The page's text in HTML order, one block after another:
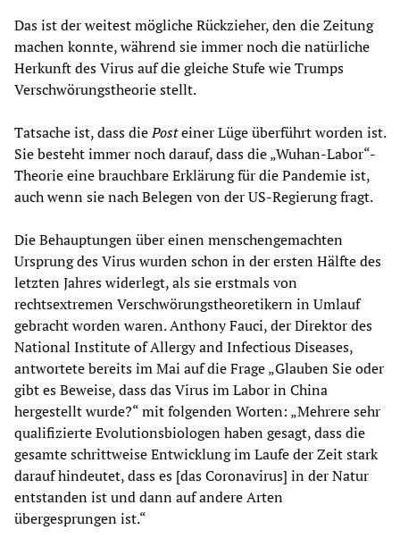
Das ist der weitest mögliche Rückzieher, den die Zeitung
machen konnte, während sie immer noch die natürliche
Herkunft des Virus auf die gleiche Stufe wie Trumps
Verschwörungstheorie stellt.
Tatsache ist, dass diePosteiner Lüge überführt worden ist.
Sie besteht immer noch darauf, dass die „Wuhan-Labor“-
Theorie eine brauchbare Erklärung für die Pandemie ist,
auch wenn sie nach Belegen von der US-Regierung fragt.
Die Behauptungen über einen menschengemachten
Ursprung des Virus wurden schon in der ersten Hälfte des
letzten Jahres widerlegt, als sie erstmals von
rechtsextremen Verschwörungstheoretikern in Umlauf
gebracht worden waren. Anthony Fauci, der Direktor des
National Institute of Allergy and Infectious Diseases,
antwortete bereits im Mai auf die Frage „Glauben Sie oder
gibt es Beweise, dass das Virus im Labor in China
hergestellt wurde?“ mit folgenden Worten: „Mehrere sehr
qualifizierte Evolutionsbiologen haben gesagt, dass die
gesamte schrittweise Entwicklung im Laufe der Zeit stark
darauf hindeutet, dass es [das Coronavirus] in der Natur
entstanden ist und dann auf andere Arten
übergesprungen ist.“